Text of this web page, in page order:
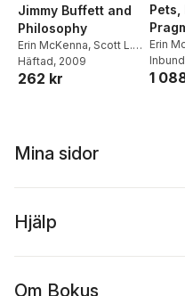
Jimmy Buffett and
Philosophy
Erin McKenna, Scott L.
Pratt
Häftad, 2009
262 kr
Pets,
Erin
1
Mina sidor
Hjälp
Om Bokus